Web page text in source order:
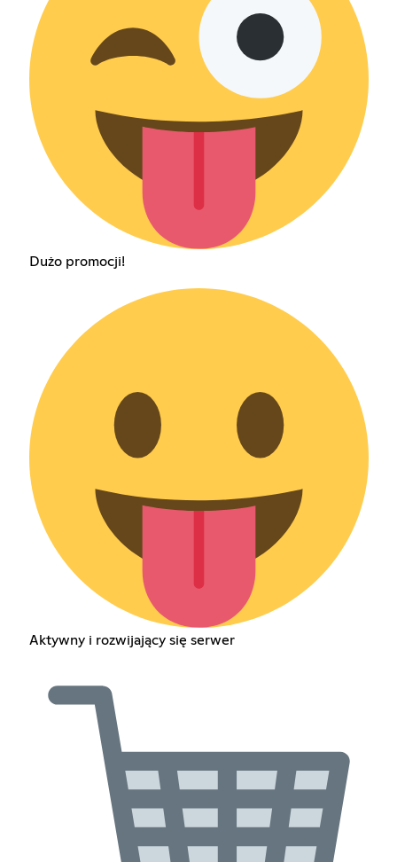
Dużo promocji!
Aktywny i rozwijający się serwer